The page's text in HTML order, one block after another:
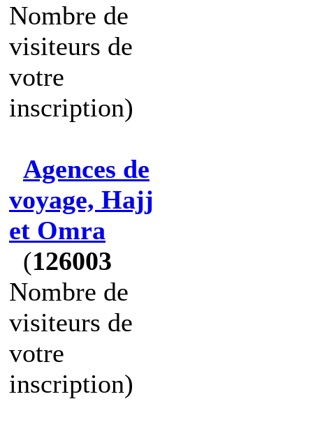
Nombre de
visiteurs de
votre
inscription)
Agences de
voyage, Hajj
et Omra
(126003
Nombre de
visiteurs de
votre
inscription)